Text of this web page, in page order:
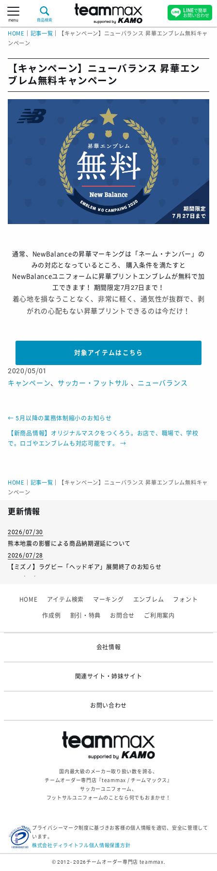
menu 商品検索
HOME 記事一覧
【キャンペーン】ニューバランス 昇華エンブレム無料キャ
ンペーン
【キャンペーン】ニューバランス 昇華エン
ブレム無料キャンペーン
通常、NewBalanceの昇華マーキングは「ネーム・ナンバー」の
みの対応となっているところ、 購入条件を満たすと
NewBalanceユニフォームに昇華プリントエンブレムが無料で加
工できます！ 期間限定7月27日まで！
着心地を損なうことなく、非常に軽く、通気性が抜群で、剥
がれの心配もない昇華プリントできるのは今だけ！
対象アイテムはこちら
2020/05/01
キャンペーン、 サッカー・フットサル 、 ニューバランス
← 5月以降の業務体制縮小のお知らせ
【新商品情報】オリジナルマスクをつくろう。お店で、職場で、学校
で。ロゴやエンブレムも対応可能です。→
HOME 記事一覧
【キャンペーン】ニューバランス 昇華エンブレム無料キャ
ンペーン
更新情報
2026/07/30
熊本地震の影響による商品納期遅延について
2026/07/28
【ミズノ】ラグビー「ヘッドギア」展開終了のお知らせ
2026/06/09
【アシックス】一部商品「生地の在庫限り」廃盤のお知らせ
HOME アイテム検索 マーキング エンブレム フォント
作成例 割引・特典 お問合せ ご利用案内
会社情報
関連サイト・姉妹サイト
お問い合わせ
国内最大級のメーカー取り扱い数を誇る、
チームオーダー専門店『teammax / チームマックス』
サッカーユニフォーム、
フットサルユニフォームのことなら何でもおまかせ！
プライバシーマーク制度に基づきお客様の個人情報を適切、安全に管理して
います。
株式会社ディライトフル個人情報保護方針
© 2012- 2026 チームオーダー専門店 teammax.
LINEで簡単
お問い合わせ